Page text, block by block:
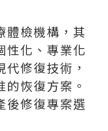
體檢機構，其
性化、專業化
修復技術，
恢復方案。
後修復專案選